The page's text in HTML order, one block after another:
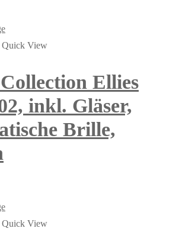
Quick View
Ellies
inkl. Gläser,
Brille,
Quick View